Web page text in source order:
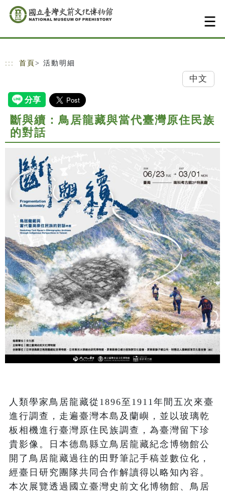
跳到主要內容
網站導覽
::: 首頁 > 活動明細
中文
斷與續：鳥居龍藏與當代臺灣原住民族
的對話
人類學家鳥居龍藏從1896至1911年間五次來臺
進行調查，走遍臺灣本島及蘭嶼，並以玻璃乾
板相機進行臺灣原住民族調查，為臺灣留下珍
貴影像。日本德島縣立鳥居龍藏紀念博物館公
開了鳥居龍藏過往的田野筆記手稿並數位化，
經臺日研究團隊共同合作解讀得以略知內容。
本次展覽透過國立臺灣史前文化博物館、鳥居